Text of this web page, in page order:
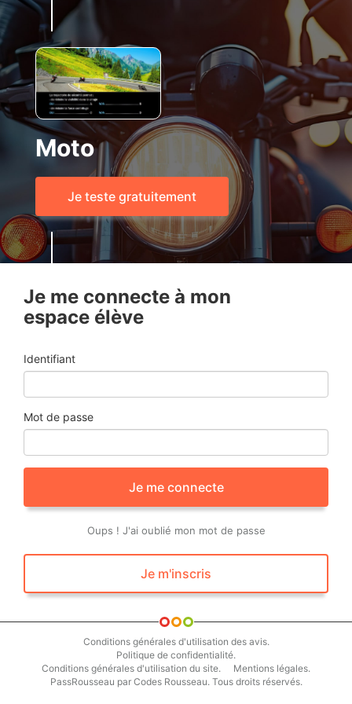
Moto
Je teste gratuitement
Bateau
Je teste le
côtier
Je teste le
fluvial
Je me connecte à mon
espace élève
Identifiant
Mot de passe
Je me connecte
Oups ! J'ai oublié mon mot de passe
Je m'inscris
Conditions générales d'utilisation des avis.
Politique de confidentialité.
Conditions générales d'utilisation du site.
Mentions légales.
PassRousseau par Codes Rousseau. Tous droits réservés.